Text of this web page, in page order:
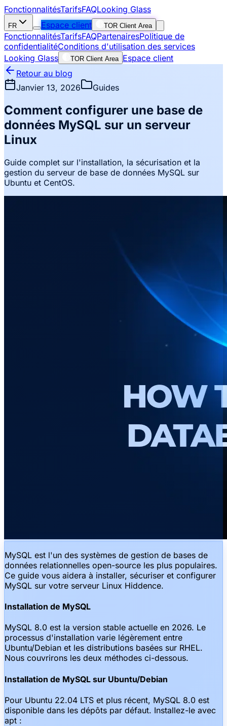
FonctionnalitésTarifsFAQLooking Glass
FR Espace client TOR Client Area
FonctionnalitésTarifsFAQPartenairesPolitique de
confidentialitéConditions d'utilisation des services
Looking Glass
TOR Client Area Espace client
Retour au blog
Janvier 13, 2026
Guides
Comment configurer une base de
données MySQL sur un serveur
Linux
Guide complet sur l'installation, la sécurisation et la
gestion du serveur de base de données MySQL sur
Ubuntu et CentOS.
MySQL est l'un des systèmes de gestion de bases de
données relationnelles open-source les plus populaires.
Ce guide vous aidera à installer, sécuriser et configurer
MySQL sur votre serveur Linux Hiddence.
Installation de MySQL
MySQL 8.0 est la version stable actuelle en 2026. Le
processus d'installation varie légèrement entre
Ubuntu/Debian et les distributions basées sur RHEL.
Nous couvrirons les deux méthodes ci-dessous.
Installation de MySQL sur Ubuntu/Debian
Pour Ubuntu 22.04 LTS et plus récent, MySQL 8.0 est
disponible dans les dépôts par défaut. Installez-le avec
apt :